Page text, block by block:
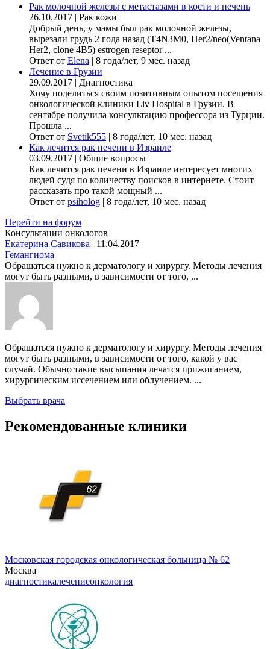
Рак молочной железы с метастазами в кости и печень
26.10.2017 | Рак кожи
Добрый день, у мамы был рак молочной железы,
вырезали грудь 2 года назад (Т4N3M0, Her2/neo(Ventana
Her2, clone 4B5) estrogen reseptor ...
Ответ от Elena | 8 года/лет, 9 мес. назад
Лечение в Грузии
29.09.2017 | Диагностика
Хочу поделиться своим позитивным опытом посещения
онкологической клиники Liv Hospital в Грузии. В
сентябре получила консультацию профессора из Турции.
Прошла ...
Ответ от Svetik555 | 8 года/лет, 10 мес. назад
Как лечится рак печени в Израиле
03.09.2017 | Общие вопросы
Как лечится рак печени в Израиле интересует многих
людей судя по количеству поисков в интернете. Стоит
рассказать про такой мощный ...
Ответ от psiholog | 8 года/лет, 10 мес. назад
Перейти на форум
Консультации онкологов
Екатерина Савикова | 11.04.2017
Гемангиома
Обращаться нужно к дерматологу и хирургу. Методы лечения
могут быть разными, в зависимости от того, ...
Обращаться нужно к дерматологу и хирургу. Методы лечения
могут быть разными, в зависимости от того, какой у вас
случай. Обычно такие высыпания лечатся прижиганием,
хирургическим иссечением или облучением. ...
Выбрать врача
Рекомендованные клиники
Московская городская онкологическая больница № 62
Москва
диагностикалечениеонкология